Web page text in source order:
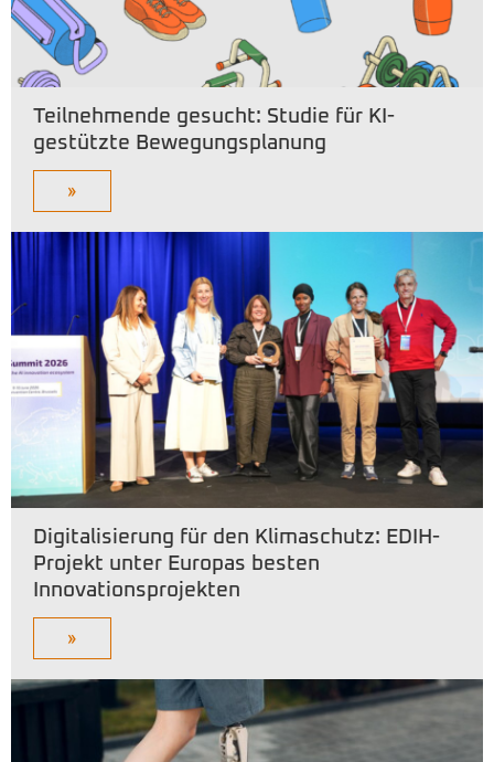
Teilnehmende gesucht: Studie für KI-
gestützte Bewegungsplanung
»
Digitalisierung für den Klimaschutz: EDIH-
Projekt unter Europas besten
Innovationsprojekten
»